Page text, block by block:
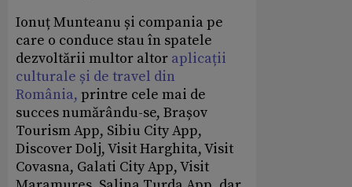
Ionuț Munteanu și compania pe
care o conduce stau în spatele
dezvoltării multor altor aplicații
culturale și de travel din
România, printre cele mai de
succes numărându-se, Brașov
Tourism App, Sibiu City App,
Discover Dolj, Visit Harghita, Visit
Covasna, Galati City App, Visit